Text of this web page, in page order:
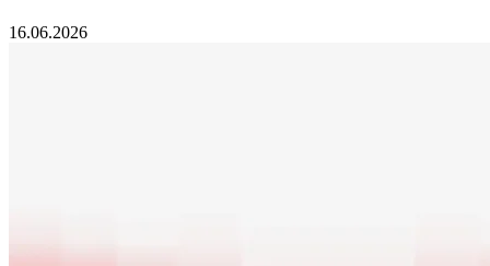
16.06.2026